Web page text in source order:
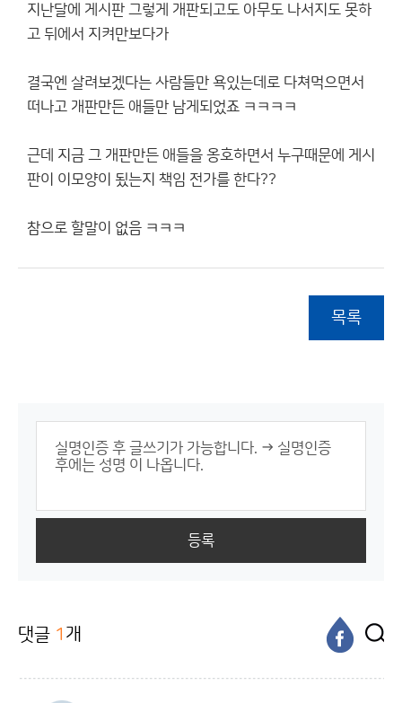
지난달에 게시판 그렇게 개판되고도 아무도 나서지도 못하
고 뒤에서 지켜만보다가
결국엔 살려보겠다는 사람들만 욕있는데로 다쳐먹으면서
떠나고 개판만든 애들만 남게되었죠 ㅋㅋㅋㅋ
근데 지금 그 개판만든 애들을 옹호하면서 누구때문에 게시
판이 이모양이 됬는지 책임 전가를 한다??
참으로 할말이 없음 ㅋㅋㅋ
목록
등록
댓글 1 개